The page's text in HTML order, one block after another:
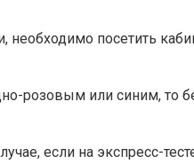
посетить
розовым или синим, то
если на экспресс-